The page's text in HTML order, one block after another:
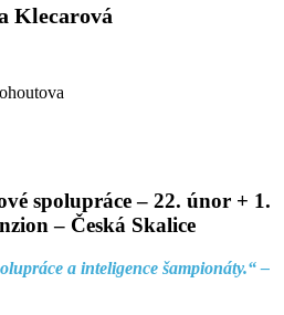
Klecarová
spolupráce – 22. únor + 1.
– Česká Skalice
a inteligence šampionáty.“ –